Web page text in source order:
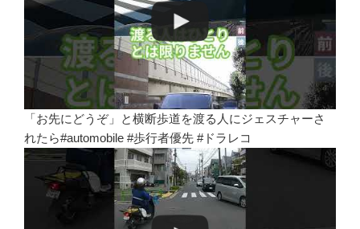
「お先にどうぞ」と横断歩道を渡る人にジェスチャーさ
れたら#automobile #歩行者優先 #ドラレコ